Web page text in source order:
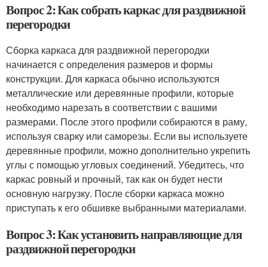
Вопрос 2: Как собрать каркас для раздвижной
перегородки
Сборка каркаса для раздвижной перегородки
начинается с определения размеров и формы
конструкции. Для каркаса обычно используются
металлические или деревянные профили, которые
необходимо нарезать в соответствии с вашими
размерами. После этого профили собираются в раму,
используя сварку или саморезы. Если вы используете
деревянные профили, можно дополнительно укрепить
углы с помощью угловых соединений. Убедитесь, что
каркас ровный и прочный, так как он будет нести
основную нагрузку. После сборки каркаса можно
приступать к его обшивке выбранными материалами.
Вопрос 3: Как установить направляющие для
раздвижной перегородки